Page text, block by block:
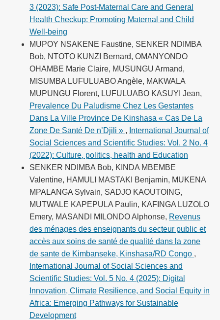
3 (2023): Safe Post-Maternal Care and General
Health Checkup: Promoting Maternal and Child
Well-being
MUPOY NSAKENE Faustine, SENKER NDIMBA
Bob, NTOTO KUNZI Bernard, OMANYONDO
OHAMBE Marie Claire, MUSUNGU Armand,
MISUMBA LUFULUABO Angèle, MAKWALA
MUPUNGU Florent, LUFULUABO KASUYI Jean,
Prevalence Du Paludisme Chez Les Gestantes
Dans La Ville Province De Kinshasa « Cas De La
Zone De Santé De n’Djili » , International Journal of
Social Sciences and Scientific Studies: Vol. 2 No. 4
(2022): Culture, politics, health and Education
SENKER NDIMBA Bob, KINDA MBEMBE
Valentine, HAMULI MASTAKI Benjamin, MUKENA
MPALANGA Sylvain, SADJO KAOUTOING,
MUTWALE KAPEPULA Paulin, KAFINGA LUZOLO
Emery, MASANDI MILONDO Alphonse, Revenus
des ménages des enseignants du secteur public et
accès aux soins de santé de qualité dans la zone
de sante de Kimbanseke, Kinshasa/RD Congo ,
International Journal of Social Sciences and
Scientific Studies: Vol. 5 No. 4 (2025): Digital
Innovation, Climate Resilience, and Social Equity in
Africa: Emerging Pathways for Sustainable
Development